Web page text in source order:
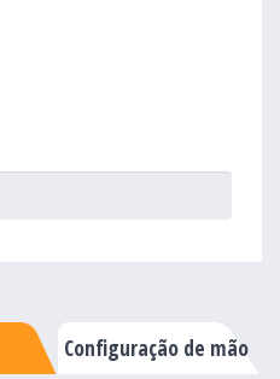
Configuração de mão